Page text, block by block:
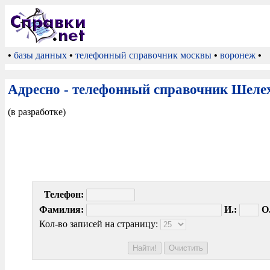
• базы данных • телефонный справочник москвы • воронеж •
Адресно - телефонный справочник
(в разработке)
Телефон:
Фамилия:
И.:
Кол-во записей на страницу: